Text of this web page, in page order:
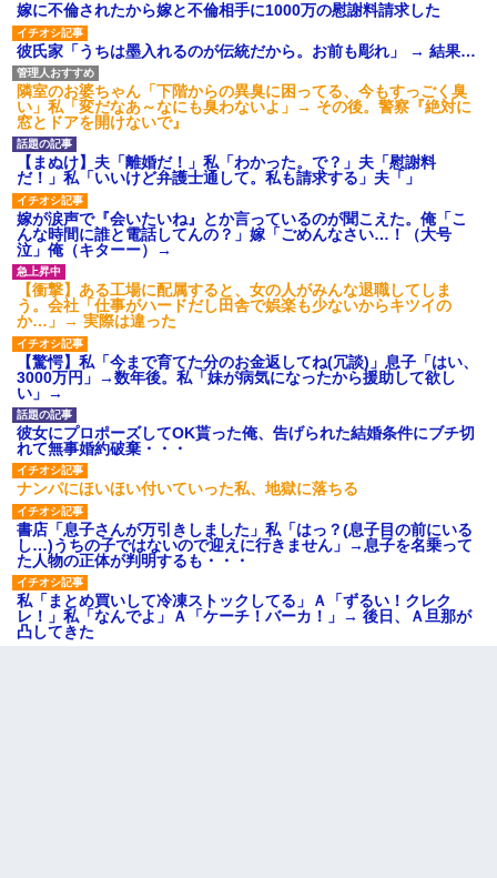
百年の恋12-899 食べた量を
張り合ってくる
【悲報】佐藤輝明・・・２軍
でも盛大にやらかす←あまり悲
しませないでくれ
嫁に不倫されたから嫁と不倫相手に1000万の慰謝料請求した
彼氏家「うちは墨入れるのが伝統だから。お前も彫れ」 → 結果…
隣室のお婆ちゃん「下階からの異臭に困ってる、今もすっごく臭
い」私「変だなあ～なにも臭わないよ」→ その後。警察『絶対に
窓とドアを開けないで』
【まぬけ】夫「離婚だ！」私「わかった。で？」夫「慰謝料
だ！」私「いいけど弁護士通して。私も請求する」夫「」
嫁が涙声で『会いたいね』とか言っているのが聞こえた。俺「こ
んな時間に誰と電話してんの？」嫁「ごめんなさい…！（大号
泣」俺（キターー）→
【衝撃】ある工場に配属すると、女の人がみんな退職してしま
う。会社「仕事がハードだし田舎で娯楽も少ないからキツイの
か…」→ 実際は違った
【驚愕】私「今まで育てた分のお金返してね(冗談)」息子「はい、
3000万円」→数年後。私「妹が病気になったから援助して欲し
い」→
彼女にプロポーズしてOK貰った俺、告げられた結婚条件にブチ切
れて無事婚約破棄・・・
ナンパにほいほい付いていった私、地獄に落ちる
書店「息子さんが万引きしました」私「はっ？(息子目の前にいる
し…)うちの子ではないので迎えに行きません」→息子を名乗って
た人物の正体が判明するも・・・
私「まとめ買いして冷凍ストックしてる」Ａ「ずるい！クレク
レ！」私「なんでよ」Ａ「ケーチ！バーカ！」→ 後日、Ａ旦那が
凸してきた